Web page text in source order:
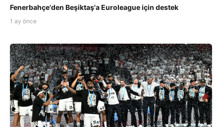
Fenerbahçe'den Beşiktaş'a Euroleague için destek
1 ay önce